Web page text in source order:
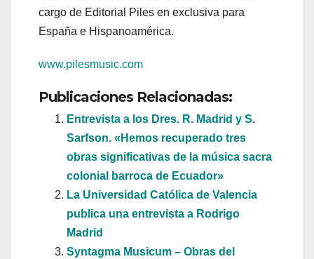
cargo de Editorial Piles en exclusiva para
España e Hispanoamérica.
www.pilesmusic.com
Publicaciones Relacionadas:
Entrevista a los Dres. R. Madrid y S.
Sarfson. «Hemos recuperado tres
obras significativas de la música sacra
colonial barroca de Ecuador»
La Universidad Católica de Valencia
publica una entrevista a Rodrigo
Madrid
Syntagma Musicum – Obras del